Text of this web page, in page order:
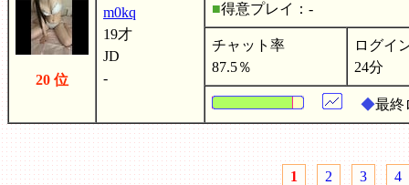
20 位
m0kq
19才
JD
-
■得意プレイ：-
チャット率
87.5％
ログイ
24分
◆最終
1 2 3 4